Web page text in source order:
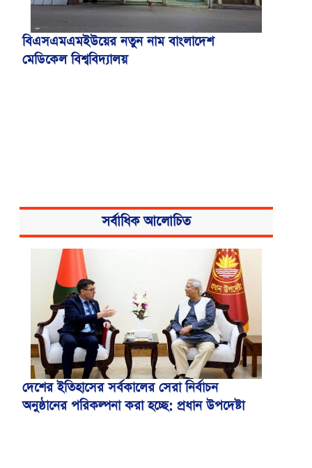
বিএসএমএমইউয়ের নতুন নাম বাংলাদেশ
মেডিকেল বিশ্ববিদ্যালয়
সর্বাধিক আলোচিত
দেশের ইতিহাসের সর্বকালের সেরা নির্বাচন
অনুষ্ঠানের পরিকল্পনা করা হচ্ছে: প্রধান উপদেষ্টা